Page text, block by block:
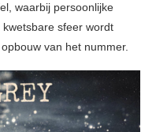
waarbij persoonlijke
sfeer wordt
van het nummer.